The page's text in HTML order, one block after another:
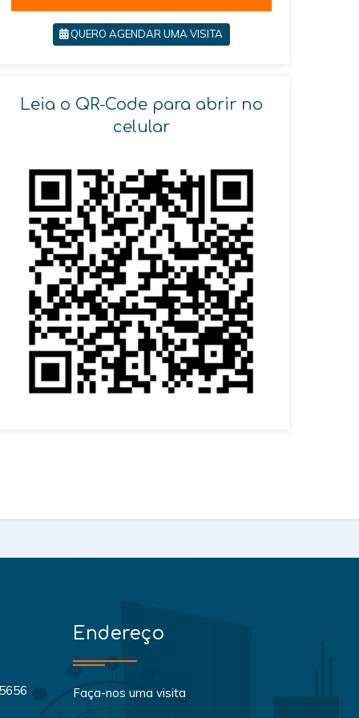
QUERO AGENDAR UMA VISITA
Leia o QR-Code para abrir no
celular
Endereço
Faça-nos uma visita